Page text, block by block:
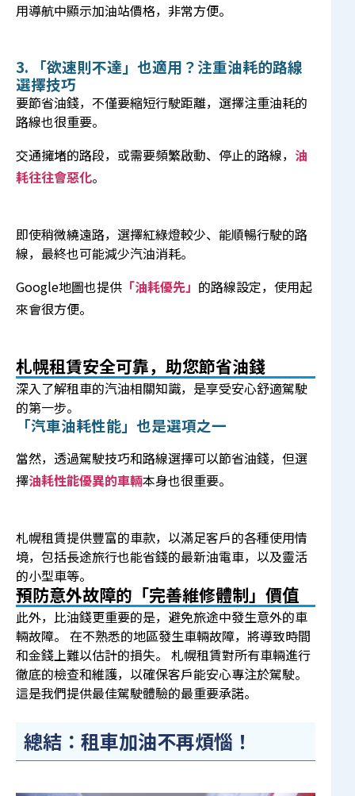
用導航中顯示加油站價格，非常方便。
3. 「欲速則不達」也適用？注重油耗的路線
選擇技巧
要節省油錢，不僅要縮短行駛距離，選擇注重油耗的
路線也很重要。
交通擁堵的路段，或需要頻繁啟動、停止的路線， 油
耗往往會惡化。
即使稍微繞遠路，選擇紅綠燈較少、能順暢行駛的路
線，最終也可能減少汽油消耗。
Google地圖也提供 「油耗優先」 的路線設定，使用起
來會很方便。
札幌租賃安全可靠，助您節省油錢
深入了解租車的汽油相關知識，是享受安心舒適駕駛
的第一步。
「汽車油耗性能」也是選項之一
當然，透過駕駛技巧和路線選擇可以節省油錢，但選
擇油耗性能優異的車輛本身也很重要。
札幌租賃提供豐富的車款，以滿足客戶的各種使用情
境，包括長途旅行也能省錢的最新油電車，以及靈活
的小型車等。
預防意外故障的「完善維修體制」價值
此外，比油錢更重要的是，避免旅途中發生意外的車
輛故障。 在不熟悉的地區發生車輛故障，將導致時間
和金錢上難以估計的損失。 札幌租賃對所有車輛進行
徹底的檢查和維護，以確保客戶能安心專注於駕駛。
這是我們提供最佳駕駛體驗的最重要承諾。
總結：租車加油不再煩惱！